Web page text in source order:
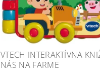
VTECH INTERAKTÍVNA
NÁS NA FARME